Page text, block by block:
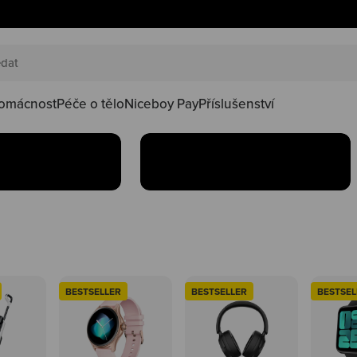
Péče o těloNiceboy PayPříslušenství
happy
ve
Oblíbené produkty teď
Koupit
BESTSELLER BESTSELLER